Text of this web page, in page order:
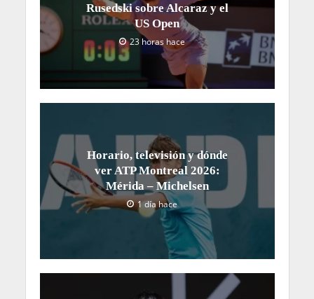
Rusedski sobre Alcaraz y el
US Open
23 horas hace
Horario, televisión y dónde
ver ATP Montreal 2026:
Mérida – Michelsen
1 día hace